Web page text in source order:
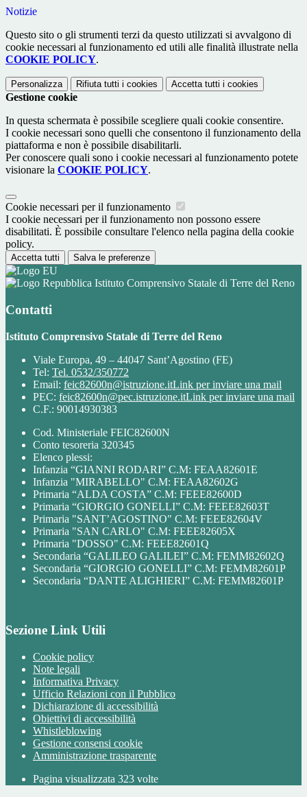
Notizie
Questo sito o gli strumenti terzi da questo utilizzati si avvalgono di
cookie necessari al funzionamento ed utili alle finalità illustrate nella
COOKIE POLICY.
Personalizza Rifiuta tutti i cookies Accetta tutti i cookies
Gestione cookie
In questa schermata è possibile scegliere quali cookie consentire.
I cookie necessari sono quelli che consentono il funzionamento della
piattaforma e non è possibile disabilitarli.
Per conoscere quali sono i cookie necessari al funzionamento potete
visionare la COOKIE POLICY.
Cookie necessari per il funzionamento
I cookie necessari per il funzionamento non possono essere
disabilitati. È possibile consultare l'elenco nella pagina della cookie
policy.
Accetta tutti Salva le preferenze
Istituto Comprensivo Statale di Terre del Reno
Contatti
Istituto Comprensivo Statale di Terre del Reno
Viale Europa, 49 – 44047 Sant’Agostino (FE)
Tel: Tel. 0532/350772
Email: feic82600n@istruzione.itLink per inviare una mail
PEC: feic82600n@pec.istruzione.itLink per inviare una mail
C.F.: 90014930383
Cod. Ministeriale FEIC82600N
Conto tesoreria 320345
Elenco plessi:
Infanzia “GIANNI RODARI” C.M: FEAA82601E
Infanzia "MIRABELLO" C.M: FEAA82602G
Primaria “ALDA COSTA” C.M: FEEE82600D
Primaria “GIORGIO GONELLI” C.M: FEEE82603T
Primaria "SANT’AGOSTINO" C.M: FEEE82604V
Primaria "SAN CARLO" C.M: FEEE82605X
Primaria "DOSSO" C.M: FEEE82601Q
Secondaria “GALILEO GALILEI” C.M: FEMM82602Q
Secondaria “GIORGIO GONELLI” C.M: FEMM82601P
Secondaria “DANTE ALIGHIERI” C.M: FEMM82601P
Sezione Link Utili
Cookie policy
Note legali
Informativa Privacy
Ufficio Relazioni con il Pubblico
Dichiarazione di accessibilità
Obiettivi di accessibilità
Whistleblowing
Gestione consensi cookie
Amministrazione trasparente
Pagina visualizzata 323 volte